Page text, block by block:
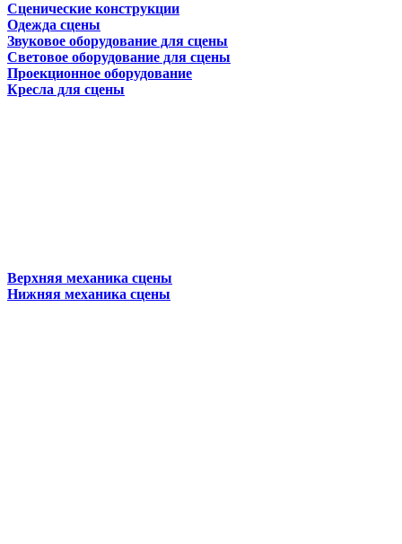
Сценические конструкции
Одежда сцены
Звуковое оборудование для сцены
Световое оборудование для сцены
Проекционное оборудование
Кресла для сцены
Верхняя механика сцены
Нижняя механика сцены